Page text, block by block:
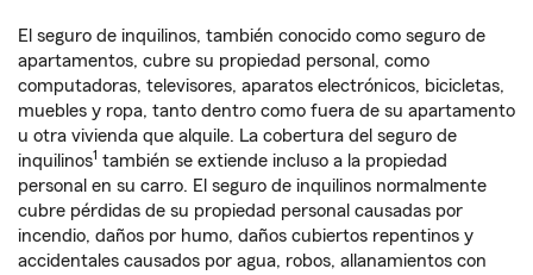
El seguro de inquilinos, también conocido como seguro de
apartamentos, cubre su propiedad personal, como
computadoras, televisores, aparatos electrónicos, bicicletas,
muebles y ropa, tanto dentro como fuera de su apartamento
u otra vivienda que alquile. La cobertura del seguro de
inquilinos1 también se extiende incluso a la propiedad
personal en su carro. El seguro de inquilinos normalmente
cubre pérdidas de su propiedad personal causadas por
incendio, daños por humo, daños cubiertos repentinos y
accidentales causados por agua, robos, allanamientos con